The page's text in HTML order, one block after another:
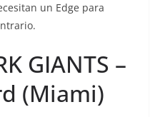
un Edge para
GIANTS –
(Miami)